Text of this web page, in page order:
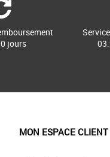
jours
MON ESPACE CLIENT